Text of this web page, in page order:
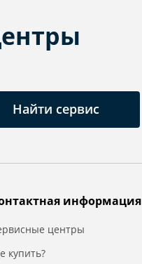
Найти сервис
информация
центры
купить?